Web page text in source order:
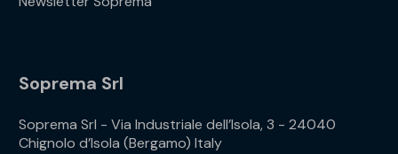
Soprema Srl
Soprema Srl - Via Industriale dell’Isola, 3 - 24040
Chignolo d’Isola (Bergamo) Italy